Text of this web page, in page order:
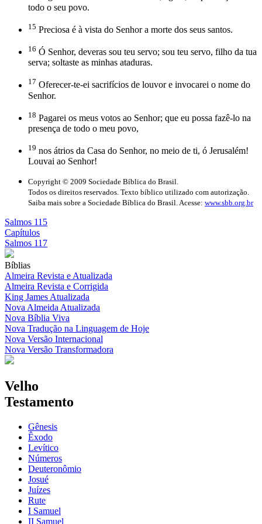
todo o seu povo.
15 Preciosa é à vista do Senhor a morte dos seus santos.
16 Ó Senhor, deveras sou teu servo; sou teu servo, filho da tua
serva; soltaste as minhas ataduras.
17 Oferecer-te-ei sacrifícios de louvor e invocarei o nome do
Senhor.
18 Pagarei os meus votos ao Senhor; que eu possa fazê-lo na
presença de todo o meu povo,
19 nos átrios da Casa do Senhor, no meio de ti, ó Jerusalém!
Louvai ao Senhor!
Copyright © 2009 Sociedade Bíblica do Brasil.
Todos os direitos reservados. Texto bíblico utilizado com autorização.
Saiba mais sobre a Sociedade Bíblica do Brasil. Acesse: www.sbb.org.br
Salmos 115
Capítulos
Salmos 117
Bíblias
Almeira Revista e Atualizada
Almeira Revista e Corrigida
King James Atualizada
Nova Almeida Atualizada
Nova Bíblia Viva
Nova Tradução na Linguagem de Hoje
Nova Versão Internacional
Nova Versão Transformadora
Velho
Testamento
Gênesis
Êxodo
Levítico
Números
Deuteronômio
Josué
Juízes
Rute
I Samuel
II Samuel